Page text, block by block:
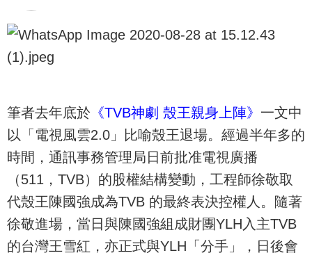
筆者去年底於 《TVB神劇 殼王親身上陣》 一文中
以「電視風雲2.0」比喻殼王退場。經過半年多的
時間，通訊事務管理局日前批准電視廣播
（511，TVB）的股權結構變動，工程師徐敬取
代殼王陳國強成為TVB 的最終表決控權人。隨著
徐敬進場，當日與陳國強組成財團YLH入主TVB
的台灣王雪紅，亦正式與YLH「分手」，日後會